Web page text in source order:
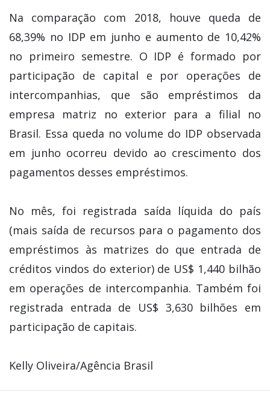
Na comparação com 2018, houve queda de
68,39% no IDP em junho e aumento de 10,42%
no primeiro semestre. O IDP é formado por
participação de capital e por operações de
intercompanhias, que são empréstimos da
empresa matriz no exterior para a filial no
Brasil. Essa queda no volume do IDP observada
em junho ocorreu devido ao crescimento dos
pagamentos desses empréstimos.
No mês, foi registrada saída líquida do país
(mais saída de recursos para o pagamento dos
empréstimos às matrizes do que entrada de
créditos vindos do exterior) de US$ 1,440 bilhão
em operações de intercompanhia. Também foi
registrada entrada de US$ 3,630 bilhões em
participação de capitais.
Kelly Oliveira/Agência Brasil